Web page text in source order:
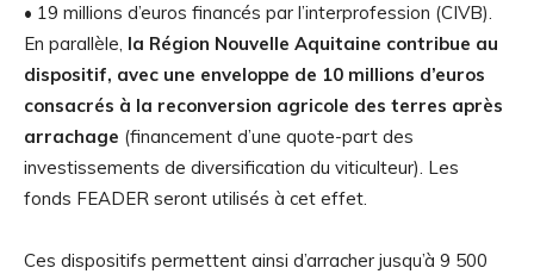
• 19 millions d’euros financés par l’interprofession (CIVB).
En parallèle, la Région Nouvelle Aquitaine contribue au
dispositif, avec une enveloppe de 10 millions d’euros
consacrés à la reconversion agricole des terres après
arrachage (financement d’une quote-part des
investissements de diversification du viticulteur). Les
fonds FEADER seront utilisés à cet effet.
Ces dispositifs permettent ainsi d’arracher jusqu’à 9 500